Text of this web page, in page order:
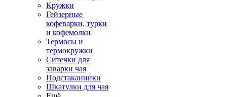
Кружки
Гейзерные
кофеварки, турки
и кофемолки
Термосы и
термокружки
Ситечки для
заварки чая
Подстаканники
Шкатулки для чая